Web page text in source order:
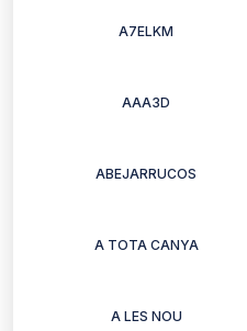
A7ELKM
AAA3D
ABEJARRUCOS
A TOTA CANYA
A LES NOU